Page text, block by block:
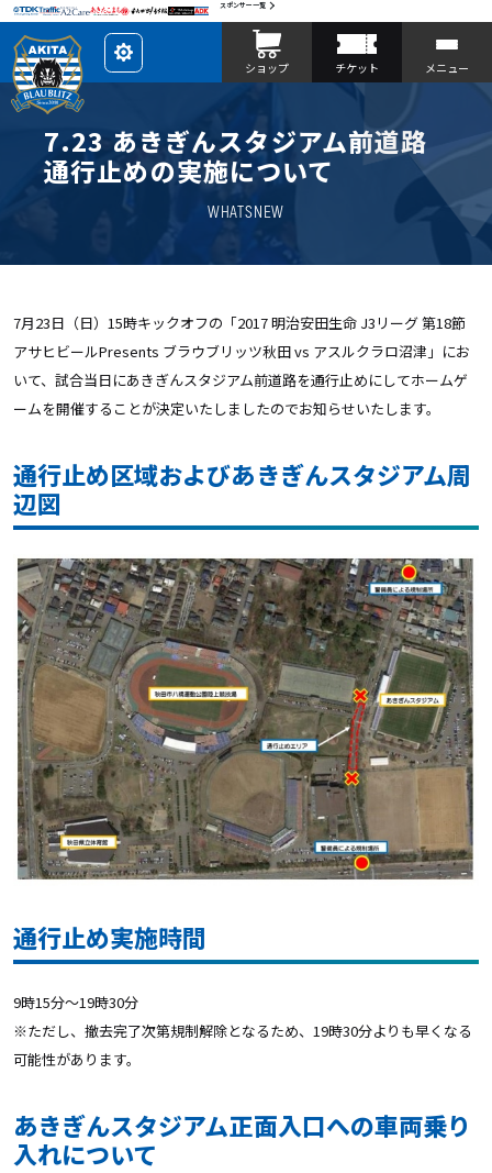
スポンサー一覧
レ
イ
ア
を
カ
ス
タ
マ
ショップ チケット メニュー
7.23 あきぎんスタジアム前道路
通行止めの実施について
WHATSNEW
7月23日（日）15時キックオフの「2017 明治安田生命 J3リーグ 第18節
アサヒビールPresents ブラウブリッツ秋田 vs アスルクラロ沼津」にお
いて、試合当日にあきぎんスタジアム前道路を通行止めにしてホームゲ
ームを開催することが決定いたしましたのでお知らせいたします。
通行止め区域およびあきぎんスタジアム周
辺図
通行止め実施時間
9時15分～19時30分
※ただし、撤去完了次第規制解除となるため、19時30分よりも早くなる
可能性があります。
あきぎんスタジアム正面入口への車両乗り
入れについて